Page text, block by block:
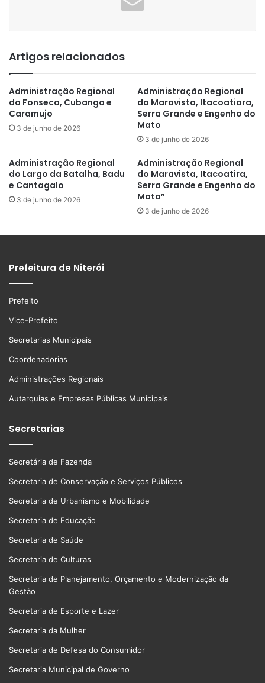
Artigos relacionados
Administração Regional
do Fonseca, Cubango e
Caramujo
3 de junho de 2026
Administração Regional
do Maravista, Itacoatiara,
Serra Grande e Engenho do
Mato
3 de junho de 2026
Administração Regional
do Largo da Batalha, Badu
e Cantagalo
3 de junho de 2026
Administração Regional
do Maravista, Itacoatira,
Serra Grande e Engenho do
Mato”
3 de junho de 2026
Prefeitura de Niterói
Prefeito
Vice-Prefeito
Secretarias Municipais
Coordenadorias
Administrações Regionais
Autarquias e Empresas Públicas Municipais
Secretarias
Secretária de Fazenda
Secretaria de Conservação e Serviços Públicos
Secretaria de Urbanismo e Mobilidade
Secretaria de Educação
Secretaria de Saúde
Secretaria de Culturas
Secretaria de Planejamento, Orçamento e Modernização da
Gestão
Secretaria de Esporte e Lazer
Secretaria da Mulher
Secretaria de Defesa do Consumidor
Secretaria Municipal de Governo